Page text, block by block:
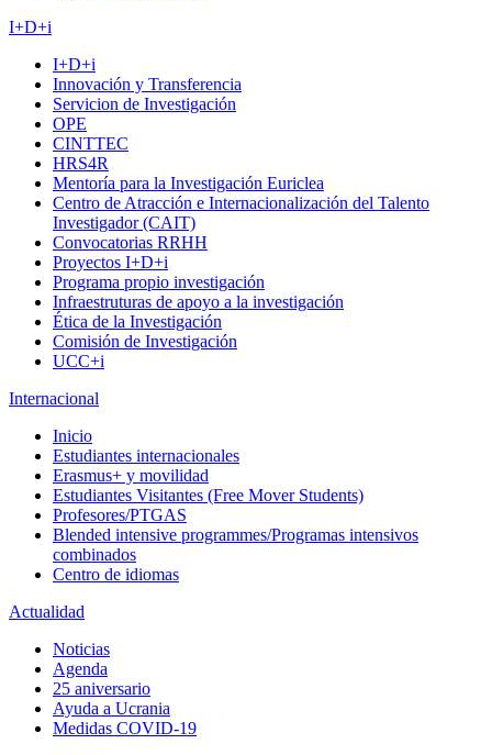
I+D+i
I+D+i
Innovación y Transferencia
Servicion de Investigación
OPE
CINTTEC
HRS4R
Mentoría para la Investigación Euriclea
Centro de Atracción e Internacionalización del Talento
Investigador (CAIT)
Convocatorias RRHH
Proyectos I+D+i
Programa propio investigación
Infraestruturas de apoyo a la investigación
Ética de la Investigación
Comisión de Investigación
UCC+i
Internacional
Inicio
Estudiantes internacionales
Erasmus+ y movilidad
Estudiantes Visitantes (Free Mover Students)
Profesores/PTGAS
Blended intensive programmes/Programas intensivos
combinados
Centro de idiomas
Actualidad
Noticias
Agenda
25 aniversario
Ayuda a Ucrania
Medidas COVID-19